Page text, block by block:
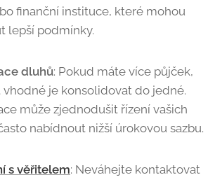
finanční instituce, které mohou
lepší podmínky.
dluhů: Pokud máte více půjček,
vhodné je konsolidovat do jedné.
může zjednodušit řízení vašich
nabídnout nižší úrokovou sazbu.
s věřitelem: Neváhejte kontaktovat